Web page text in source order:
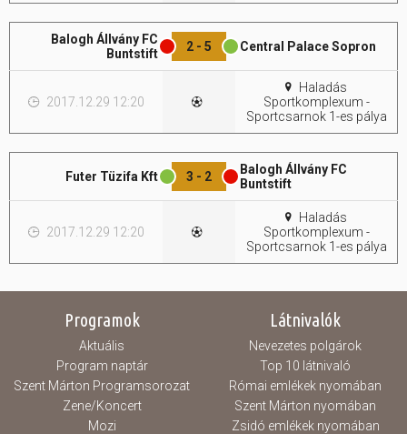
Balogh Állvány FC
Buntstift
2 - 5 Central Palace Sopron
2017.12.29 12:20
Haladás
Sportkomplexum -
Sportcsarnok 1-es pálya
Futer Tüzifa Kft 3 - 2
Balogh Állvány FC
Buntstift
2017.12.29 12:20
Haladás
Sportkomplexum -
Sportcsarnok 1-es pálya
Programok
Aktuális
Program naptár
Szent Márton Programsorozat
Zene/Koncert
Mozi
Látnivalók
Nevezetes polgárok
Top 10 látnivaló
Római emlékek nyomában
Szent Márton nyomában
Zsidó emlékek nyomában